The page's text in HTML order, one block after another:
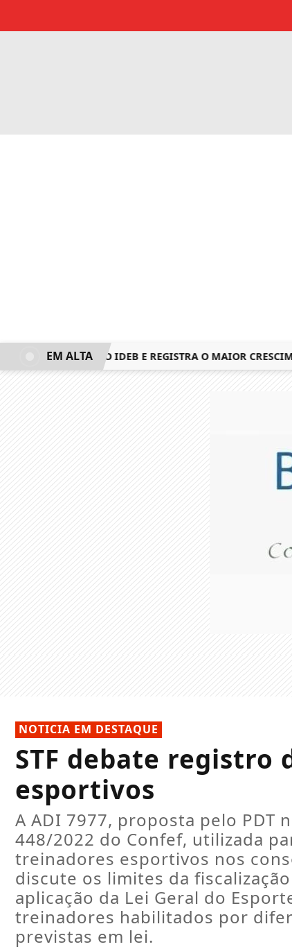
3º LUGAR NO IDEB E REGISTRA O MAIOR
EM ALTA
NOTICIA EM DESTAQUE
STF debate registro
esportivos
A ADI 7977, proposta pelo PDT
448/2022 do Confef, utilizada
treinadores esportivos nos
discute os limites da
aplicação da Lei Geral do
treinadores habilitados por
previstas em lei.